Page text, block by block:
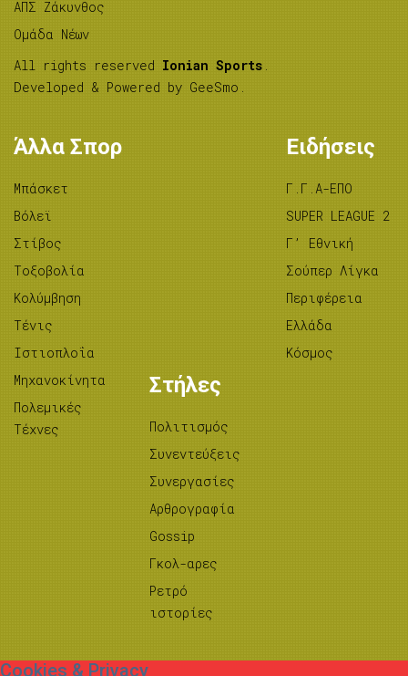
ΑΠΣ Ζάκυνθος
Ομάδα Νέων
All rights reserved Ionian Sports .
Developed & Powered by GeeSmo .
Άλλα Σπορ
Μπάσκετ
Βόλεϊ
Στίβος
Tοξοβολία
Κολύμβηση
Τένις
Ιστιοπλοΐα
Μηχανοκίνητα
Πολεμικές
Τέχνες
Ειδήσεις
Γ.Γ.Α-ΕΠΟ
SUPER LEAGUE 2
Γ’ Εθνική
Σούπερ Λίγκα
Περιφέρεια
Ελλάδα
Κόσμος
Στήλες
Πολιτισμός
Συνεντεύξεις
Συνεργασίες
Αρθρογραφία
Gossip
Γκολ-αρες
Ρετρό
ιστορίες
Cookies & Privacy